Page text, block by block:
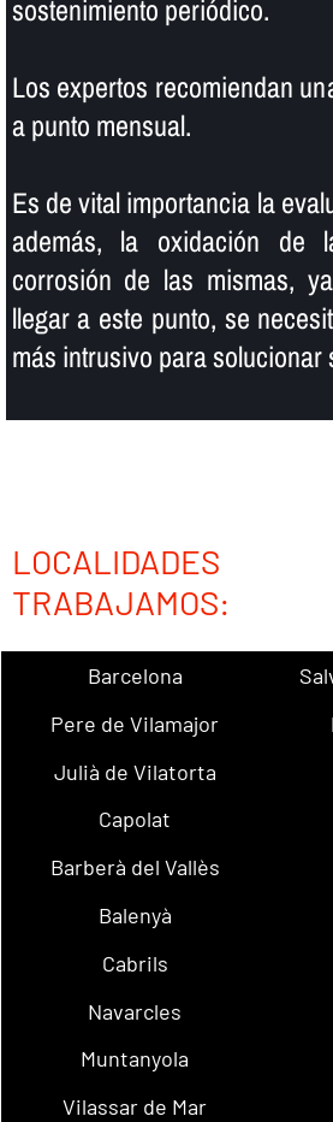
sostenimiento periódico.
Los expertos recomiendan
a punto mensual.
Es de vital importancia la
además, la oxidación de
corrosión de las mismas,
llegar a este punto, se
más intrusivo para solucionar
TRABAJAMOS:
Barcelona
Pere de Vilamajor
Julià de Vilatorta
Capolat
Barberà del Vallès
Balenyà
Cabrils
Navarcles
Muntanyola
Vilassar de Mar